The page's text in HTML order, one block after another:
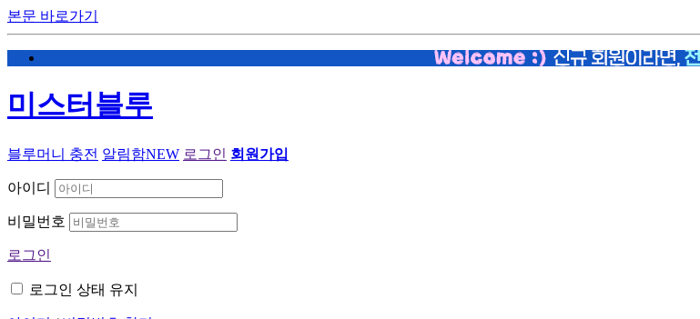
본문 바로가기
미스터블루
블루머니 충전 알림함NEW 로그인 회원가입
아이디
비밀번호
로그인
로그인 상태 유지